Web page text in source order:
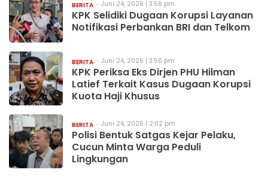
BERITA Juni 24, 2026 | 3:58 pm
KPK Selidiki Dugaan Korupsi Layanan
Notifikasi Perbankan BRI dan Telkom
BERITA Juni 24, 2026 | 3:56 pm
KPK Periksa Eks Dirjen PHU Hilman
Latief Terkait Kasus Dugaan Korupsi
Kuota Haji Khusus
BERITA Juni 24, 2026 | 2:02 pm
Polisi Bentuk Satgas Kejar Pelaku,
Cucun Minta Warga Peduli
Lingkungan